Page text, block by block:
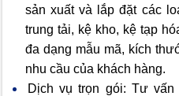
sản xuất và lắp đặt các
trung tải, kệ kho, kệ tạp
đa dạng mẫu mã, kích
nhu cầu của khách hàng.
Dịch vụ trọn gói: Tư